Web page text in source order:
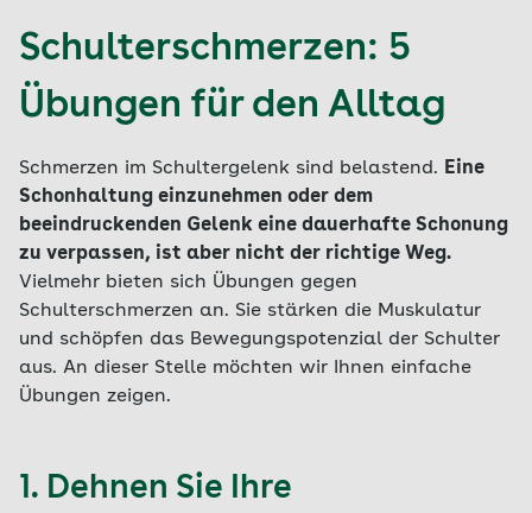
Schulterschmerzen: 5
Übungen für den Alltag
Schmerzen im Schultergelenk sind belastend. Eine
Schonhaltung einzunehmen oder dem
beeindruckenden Gelenk eine dauerhafte Schonung
zu verpassen, ist aber nicht der richtige Weg.
Vielmehr bieten sich Übungen gegen
Schulterschmerzen an. Sie stärken die Muskulatur
und schöpfen das Bewegungspotenzial der Schulter
aus. An dieser Stelle möchten wir Ihnen einfache
Übungen zeigen.
1. Dehnen Sie Ihre